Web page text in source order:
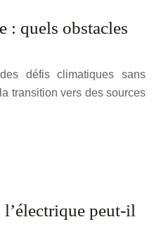
: quels obstacles
défis climatiques sans
transition vers des sources
peut-il